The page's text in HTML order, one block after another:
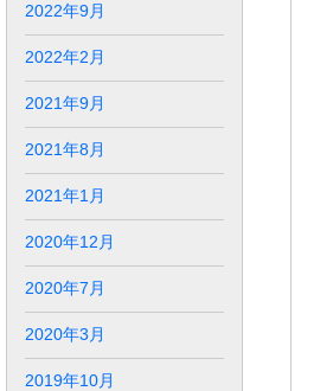
2022年9月
2022年2月
2021年9月
2021年8月
2021年1月
2020年12月
2020年7月
2020年3月
2019年10月